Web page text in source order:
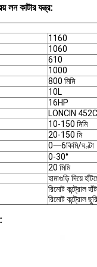
লন কাটার যন্ত্র:
1160
1060
610
1000
800 মিমি
10L
16HP
LONCIN
10-150 মিমি
20-150 মি
0一6কিমি/ঘণ্টা
0-30°
20 মিমি
হামাগুড়ি দিয়ে
রিমোট কন্ট্রোল
রিমোট কন্ট্রোল
: